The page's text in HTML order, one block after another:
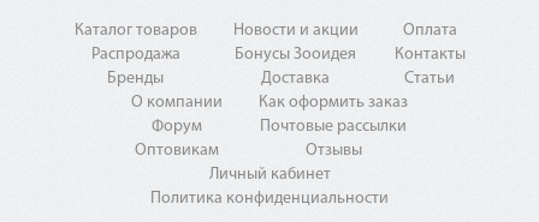
Каталог товаров
Распродажа
Бренды
Новости и акции
Бонусы Зооидея
Доставка
Оплата
Контакты
Статьи
О компании
Форум
Оптовикам
Как оформить заказ
Почтовые рассылки
Отзывы
Личный кабинет
Политика конфиденциальности